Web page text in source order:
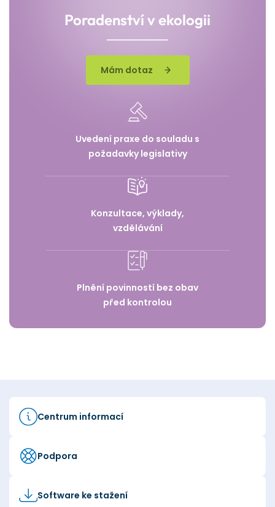
Poradenství v ekologii
Mám dotaz
Uvedení praxe do souladu s
požadavky legislativy
Konzultace, výklady,
vzdělávání
Plnění povinností bez obav
před kontrolou
Centrum informací
Podpora
Software ke stažení